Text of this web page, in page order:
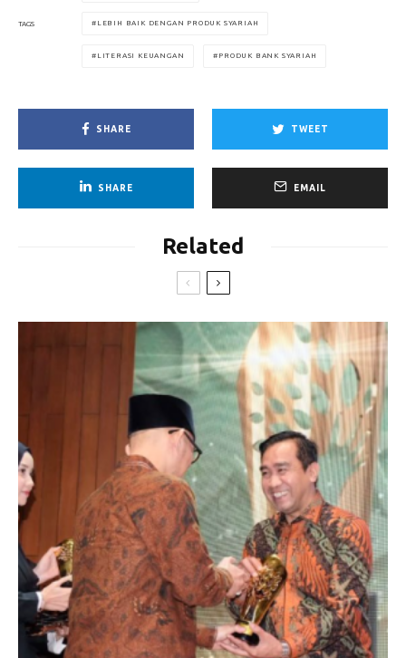
TAGS LEBIH BAIK DENGAN PRODUK SYARIAH
LITERASI KEUANGAN PRODUK BANK SYARIAH
SHARE TWEET
SHARE EMAIL
Related